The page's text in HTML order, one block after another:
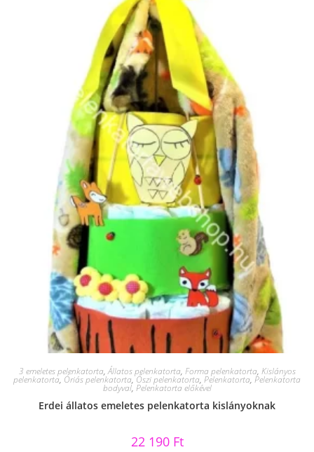
3 emeletes pelenkatorta,Állatos pelenkatorta, Forma pelenkatorta, Kislányos
pelenkatorta, Óriás pelenkatorta,Őszi pelenkatorta, Pelenkatorta, Pelenkatorta
bodyval, Pelenkatorta előkével
Erdei állatos emeletes pelenkatorta kislányoknak
22 190 Ft